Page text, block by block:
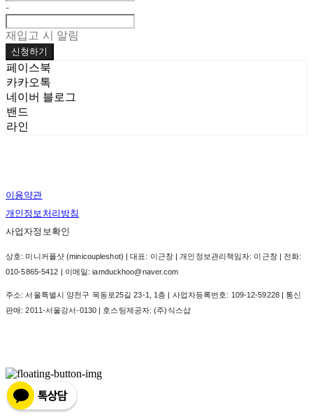
-
재입고 시 알림
신청하기
페이스북
카카오톡
네이버 블로그
밴드
라인
이용약관
개인정보처리방침
사업자정보확인
상호: 미니커플샷 (minicoupleshot) | 대표: 이근창 | 개인정보관리책임자: 이근창 | 전화:
010-5865-5412 | 이메일: iamduckhoo@naver.com
주소: 서울특별시 양천구 목동로25길 23-1, 1층 | 사업자등록번호: 109-12-59228| 통신
판매:2011-서울강서-0130 | 호스팅제공자: (주)식스샵